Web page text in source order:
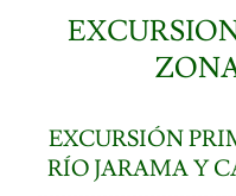
EXCURSIÓN
RÍO JARAMA Y